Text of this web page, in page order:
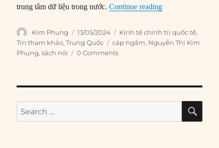
trung tâm dữ liệu trong nước.Continue reading“Cáp ngầm: Mặt
Author
Kim Phụng
Posted
on
13/05/2024 Categories
Kinh tế chính trị quốc tế,
Tin tham khảo,Trung Quốc Tags
cáp ngầm, Nguyễn Thị Kim
Phụng,sách nói 0 Comments
Search
for: